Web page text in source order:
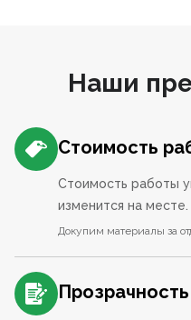
Наши
Стоимость
Стоимость работы
изменится на месте.
Докупим материалы за